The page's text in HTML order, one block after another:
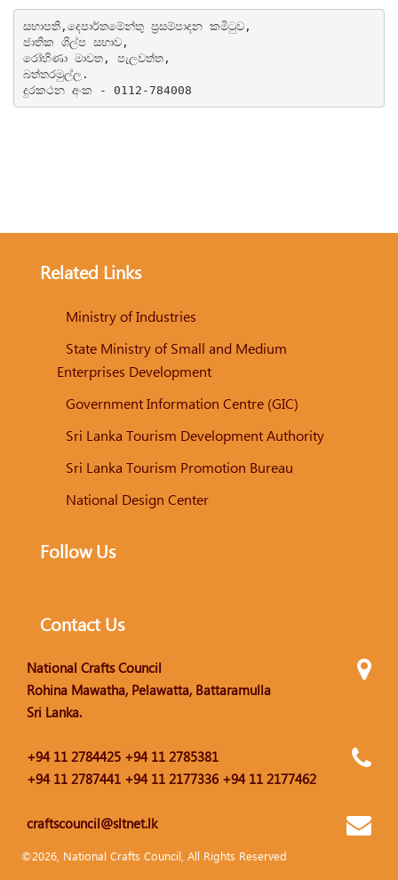
සභාපති,දෙපාර්තමේන්තු ප්‍රසම්පාදන කමිටුව,
ජාතික ශිල්ප සභාව,
රෝහිණා මාවත, පැලවත්ත,
බත්තරමුල්ල.
දුරකථන අංක - 0112-784008
Related Links
Ministry of Industries
State Ministry of Small and Medium
Enterprises Development
Government Information Centre (GIC)
Sri Lanka Tourism Development Authority
Sri Lanka Tourism Promotion Bureau
National Design Center
Follow Us
Contact Us
National Crafts Council
Rohina Mawatha, Pelawatta, Battaramulla
Sri Lanka.
+94 11 2784425 +94 11 2785381
+94 11 2787441 +94 11 2177336 +94 11 2177462
craftscouncil@sltnet.lk
©2026, National Crafts Council, All Rights Reserved